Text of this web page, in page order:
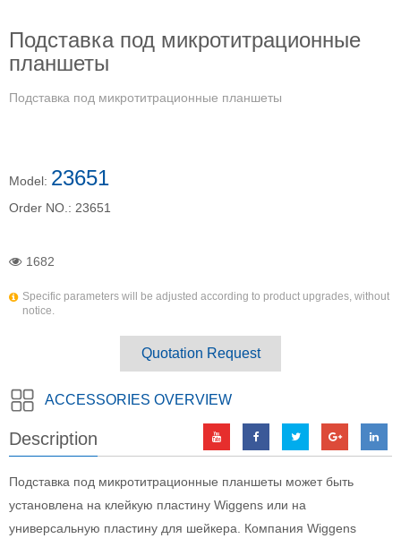
Подставка под микротитрационные
планшеты
Подставка под микротитрационные планшеты
Model: 23651
Order NO.: 23651
1682
Specific parameters will be adjusted according to product upgrades, without
notice.
Quotation Request
ACCESSORIES OVERVIEW
Description
Подставка под микротитрационные планшеты может быть
установлена на клейкую пластину Wiggens или на
универсальную пластину для шейкера. Компания Wiggens